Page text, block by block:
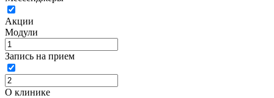
Акции
Модули
Запись на прием
О клинике